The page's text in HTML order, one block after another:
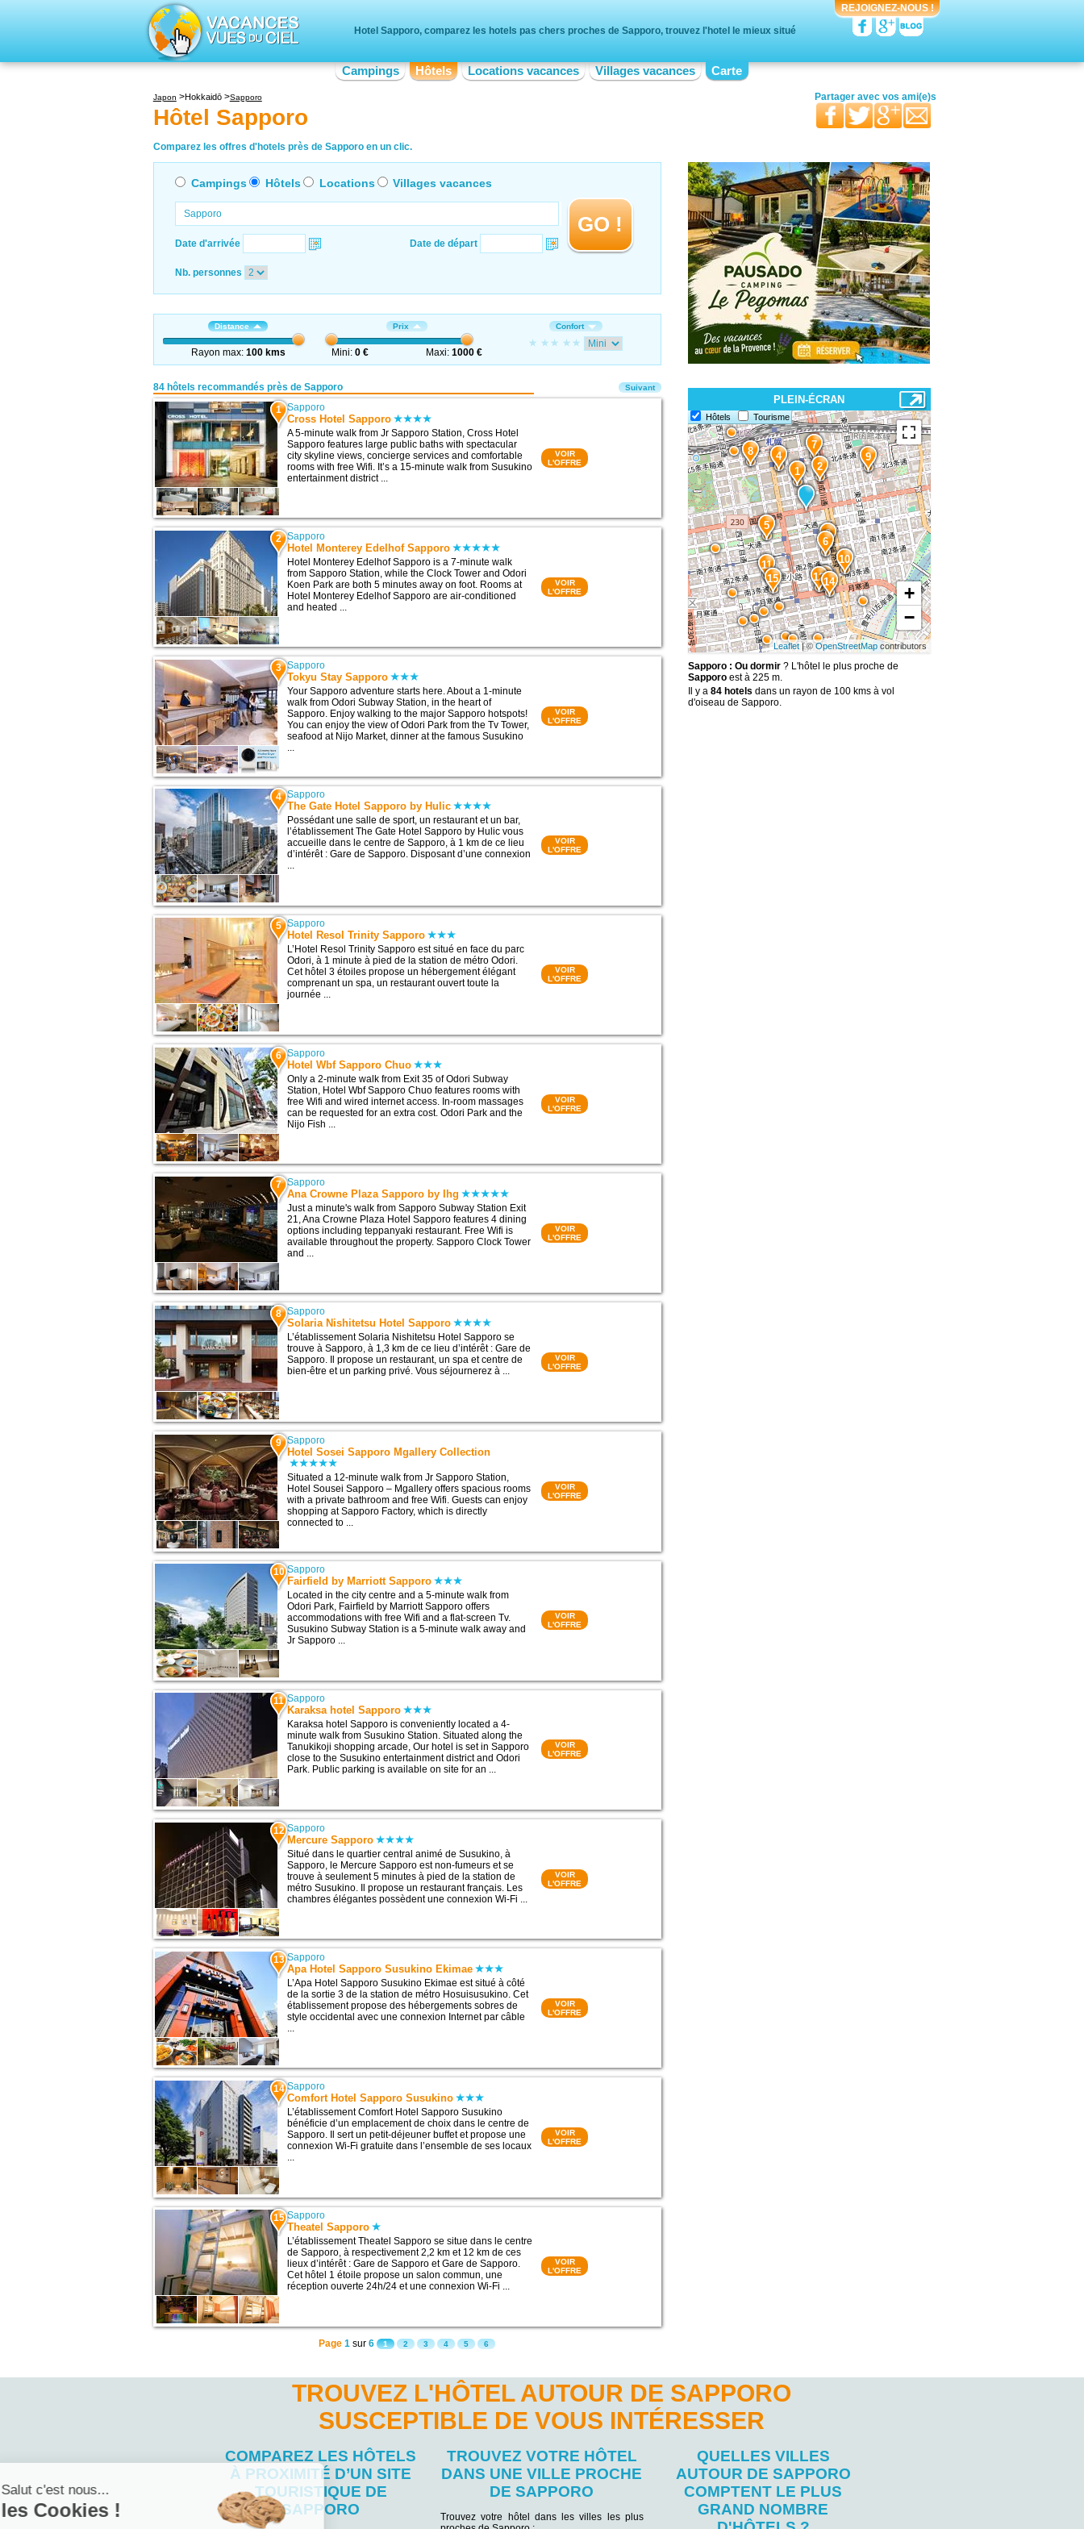
Hotel Sapporo, comparez les hotels pas chers proches de Sapporo, trouvez l'hotel le mieux situé
REJOIGNEZ-NOUS !
Campings Hôtels Locations vacances Villages vacances Carte
Japon Hokkaidō Sapporo
Hôtel Sapporo
Partager avec
vos ami(e)s
votre famille
Comparez les offres d'hotels près de Sapporo en un clic.
Campings Hôtels Locations Villages vacances
Date d'arrivée Date de départ
GO !
Nb. personnes
Distance
Rayon max: 100 kms
Prix
Mini:0 € Maxi: 1000 €
Confort
84 hôtels recommandés près de Sapporo
1 Sapporo
Cross Hotel Sapporo
A 5-minute walk from Jr Sapporo Station, Cross Hotel
Sapporo features large public baths with spectacular
city skyline views, concierge services and comfortable
rooms with free Wifi. It’s a 15-minute walk from Susukino
entertainment district ...
VOIR
L'OFFRE
2 Sapporo
Hotel Monterey Edelhof Sapporo
Hotel Monterey Edelhof Sapporo is a 7-minute walk
from Sapporo Station, while the Clock Tower and Odori
Koen Park are both 5 minutes away on foot. Rooms at
Hotel Monterey Edelhof Sapporo are air-conditioned
and heated ...
VOIR
L'OFFRE
3 Sapporo
Tokyu Stay Sapporo
Your Sapporo adventure starts here. About a 1-minute
walk from Odori Subway Station, in the heart of
Sapporo. Enjoy walking to the major Sapporo hotspots!
You can enjoy the view of Odori Park from the Tv Tower,
seafood at Nijo Market, dinner at the famous Susukino
...
VOIR
L'OFFRE
4 Sapporo
The Gate Hotel Sapporo by Hulic
Possédant une salle de sport, un restaurant et un bar,
l’établissement The Gate Hotel Sapporo by Hulic vous
accueille dans le centre de Sapporo, à 1 km de ce lieu
d’intérêt : Gare de Sapporo. Disposant d’une connexion
...
VOIR
L'OFFRE
5 Sapporo
Hotel Resol Trinity Sapporo
L’Hotel Resol Trinity Sapporo est situé en face du parc
Odori, à 1 minute à pied de la station de métro Odori.
Cet hôtel 3 étoiles propose un hébergement élégant
comprenant un spa, un restaurant ouvert toute la
journée ...
VOIR
L'OFFRE
6 Sapporo
Hotel Wbf Sapporo Chuo
Only a 2-minute walk from Exit 35 of Odori Subway
Station, Hotel Wbf Sapporo Chuo features rooms with
free Wifi and wired internet access. In-room massages
can be requested for an extra cost. Odori Park and the
Nijo Fish ...
VOIR
L'OFFRE
7 Sapporo
Ana Crowne Plaza Sapporo by Ihg
Just a minute's walk from Sapporo Subway Station Exit
21, Ana Crowne Plaza Hotel Sapporo features 4 dining
options including teppanyaki restaurant. Free Wifi is
available throughout the property. Sapporo Clock Tower
and ...
VOIR
L'OFFRE
8 Sapporo
Solaria Nishitetsu Hotel Sapporo
L’établissement Solaria Nishitetsu Hotel Sapporo se
trouve à Sapporo, à 1,3 km de ce lieu d’intérêt : Gare de
Sapporo. Il propose un restaurant, un spa et centre de
bien-être et un parking privé. Vous séjournerez à ...
VOIR
L'OFFRE
9 Sapporo
Hotel Sosei Sapporo Mgallery Collection
Situated a 12-minute walk from Jr Sapporo Station,
Hotel Sousei Sapporo – Mgallery offers spacious rooms
with a private bathroom and free Wifi. Guests can enjoy
shopping at Sapporo Factory, which is directly
connected to ...
VOIR
L'OFFRE
10 Sapporo
Fairfield by Marriott Sapporo
Located in the city centre and a 5-minute walk from
Odori Park, Fairfield by Marriott Sapporo offers
accommodations with free Wifi and a flat-screen Tv.
Susukino Subway Station is a 5-minute walk away and
Jr Sapporo ...
VOIR
L'OFFRE
11 Sapporo
Karaksa hotel Sapporo
Karaksa hotel Sapporo is conveniently located a 4-
minute walk from Susukino Station. Situated along the
Tanukikoji shopping arcade, Our hotel is set in Sapporo
close to the Susukino entertainment district and Odori
Park. Public parking is available on site for an ...
VOIR
L'OFFRE
12 Sapporo
Mercure Sapporo
Situé dans le quartier central animé de Susukino, à
Sapporo, le Mercure Sapporo est non-fumeurs et se
trouve à seulement 5 minutes à pied de la station de
métro Susukino. Il propose un restaurant français. Les
chambres élégantes possèdent une connexion Wi-Fi ...
VOIR
L'OFFRE
13 Sapporo
Apa Hotel Sapporo Susukino Ekimae
L’Apa Hotel Sapporo Susukino Ekimae est situé à côté
de la sortie 3 de la station de métro Hosuisusukino. Cet
établissement propose des hébergements sobres de
style occidental avec une connexion Internet par câble
...
VOIR
L'OFFRE
14 Sapporo
Comfort Hotel Sapporo Susukino
L’établissement Comfort Hotel Sapporo Susukino
bénéficie d’un emplacement de choix dans le centre de
Sapporo. Il sert un petit-déjeuner buffet et propose une
connexion Wi-Fi gratuite dans l’ensemble de ses locaux
...
VOIR
L'OFFRE
15 Sapporo
Theatel Sapporo
L’établissement Theatel Sapporo se situe dans le centre
de Sapporo, à respectivement 2,2 km et 12 km de ces
lieux d’intérêt : Gare de Sapporo et Gare de Sapporo.
Cet hôtel 1 étoile propose un salon commun, une
réception ouverte 24h/24 et une connexion Wi-Fi ...
VOIR
L'OFFRE
Suivant
Page 1 sur6 1 2 3 4 5 6
PLEIN-ÉCRAN
Hôtels Tourisme
15 14
13
12
11 10
9
8
7
6
5
4
3
2
1
+
−
Leaflet| ©OpenStreetMap contributors
Sapporo : Ou dormir? L'hôtel le plus proche de
Sapporoest à 225 m.
Il y a 84 hotels dans un rayon de 100 kms à vol
d'oiseau de Sapporo.
TROUVEZ L'HÔTEL AUTOUR DE SAPPORO
SUSCEPTIBLE DE VOUS INTÉRESSER
COMPAREZ LES HÔTELS
À PROXIMITÉ D’UN SITE
TOURISTIQUE DE
SAPPORO
TROUVEZ VOTRE HÔTEL
DANS UNE VILLE PROCHE
DE SAPPORO
Trouvez votre hôtel dans les villes les plus
QUELLES VILLES
AUTOUR DE SAPPORO
COMPTENT LE PLUS
GRAND NOMBRE
Salut c'est nous...
les Cookies !